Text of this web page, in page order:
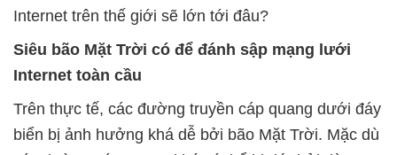
Internet trên thế giới sẽ lớn tới đâu?
Siêu bão Mặt Trời có để đánh sập mạng lưới
Internet toàn cầu
Trên thực tế, các đường truyền cáp quang dưới đáy
biển bị ảnh hưởng khá dễ bởi bão Mặt Trời. Mặc dù